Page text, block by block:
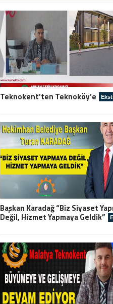
Teknokent’ten Teknoköy’e
Başkan Karadağ “Biz Siyaset
Değil, Hizmet Yapmaya Geldik”